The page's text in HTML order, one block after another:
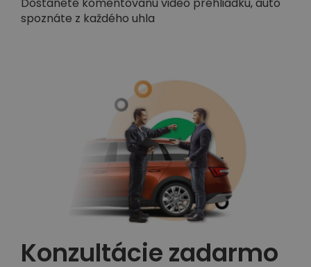
Dostanete komentovanú video prehliadku, auto
spoznáte z každého uhla
Konzultácie zadarmo